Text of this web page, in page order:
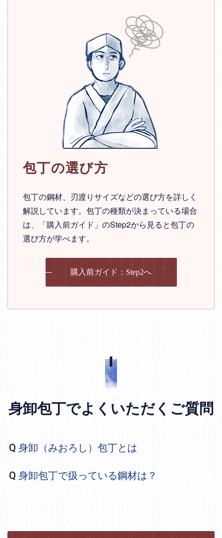
包丁の選び方
包丁の鋼材、刃渡りサイズなどの選び方を詳しく
解説しています。包丁の種類が決まっている場合
は、「購入前ガイド」のStep2から見ると包丁の
選び方が学べます。
購入前ガイド：Step2へ
身卸包丁でよくいただくご質問
身卸（みおろし）包丁とは
身卸包丁で扱っている鋼材は？